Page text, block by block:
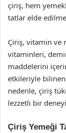
çiriş, hem
tatlar elde
Çiriş, vitamin ve
vitaminleri,
maddelerini
etkileriyle bilinen
nedenle, çiriş
lezzetli bir
Çiriş Yemeği